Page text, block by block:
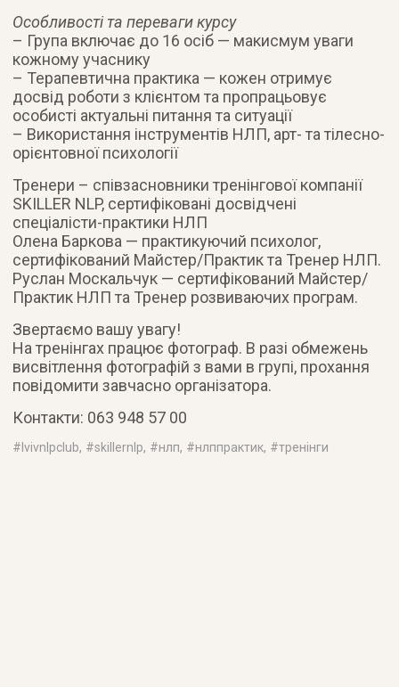
Особливості та переваги курсу
– Група включає до 16 осіб — макисмум уваги
кожному учаснику
– Терапевтична практика — кожен отримує
досвід роботи з клієнтом та пропрацьовує
особисті актуальні питання та ситуації
– Використання інструментів НЛП, арт- та тілесно-
орієнтовної психології
Тренери – співзасновники тренінгової компанії
SKILLER NLP, сертифіковані досвідчені
спеціалісти-практики НЛП
Олена Баркова — практикуючий психолог,
сертифікований Майстер/Практик та Тренер НЛП.
Руслан Москальчук — сертифікований Майстер/
Практик НЛП та Тренер розвиваючих програм.
Звертаємо вашу увагу!
На тренінгах працює фотограф. В разі обмежень
висвітлення фотографій з вами в групі, прохання
повідомити завчасно організатора.
Контакти: 063 948 57 00
#lvivnlpclub, #skillernlp, #нлп, #нлппрактик, #тренінги